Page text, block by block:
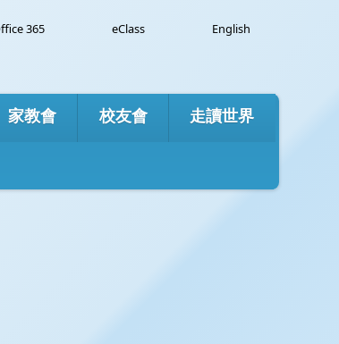
Office 365 eClass English
家教會 校友會 走讀世界